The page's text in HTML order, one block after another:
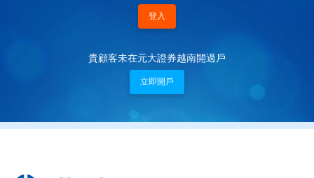
登入
貴顧客未在元大證券越南開過戶
立即開戶